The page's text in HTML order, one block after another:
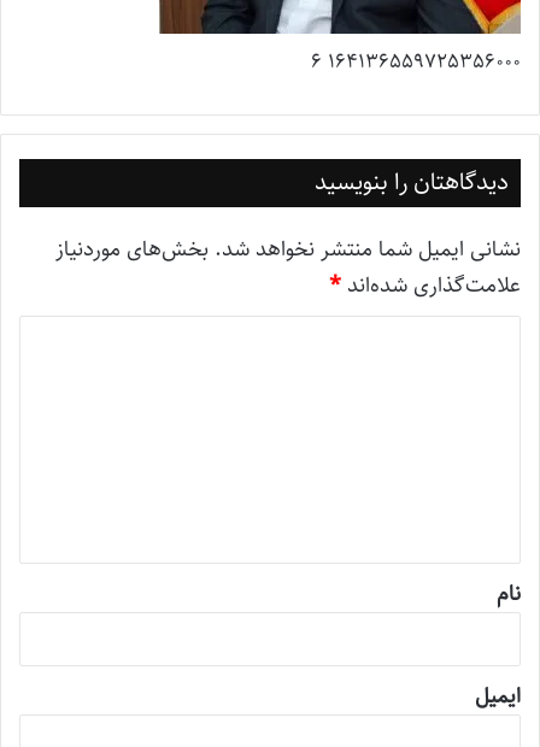
164136559725356000 6
دیدگاهتان را بنویسید
نشانی ایمیل شما منتشر نخواهد شد. بخش‌های موردنیاز
علامت‌گذاری شده‌اند *
نام
ایمیل